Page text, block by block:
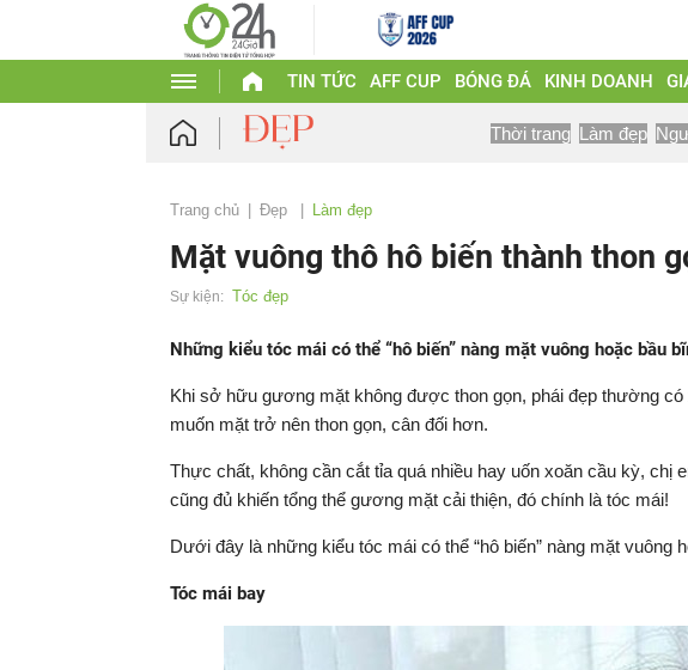
TIN TỨC AFF CUP BÓNG ĐÁ KINH DOANH
Thời trang Làm đẹp
Trang chủ Đẹp Làm đẹp
Mặt vuông thô hô biến thành thon
Sự kiện: Tóc đẹp
Những kiểu tóc mái có thể “hô biến” nàng mặt vuông hoặc bầu
Khi sở hữu gương mặt không được thon gọn, phái đẹp thường
muốn mặt trở nên thon gọn, cân đối hơn.
Thực chất, không cần cắt tỉa quá nhiều hay uốn xoăn cầu kỳ, chị
cũng đủ khiến tổng thể gương mặt cải thiện, đó chính là tóc mái!
Dưới đây là những kiểu tóc mái có thể “hô biến” nàng mặt vuông
Tóc mái bay